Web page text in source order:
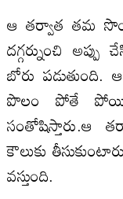
ఆ తర్వాత తమ
దగ్గర్నుంచి
బోరు
పొలం పోతే
సంతోషిస్తారు.ఆ
కౌలుకు
వస్తుంది.